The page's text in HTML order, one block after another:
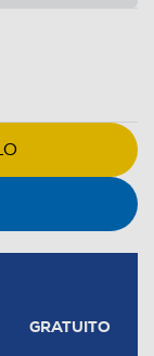
GRATUITO